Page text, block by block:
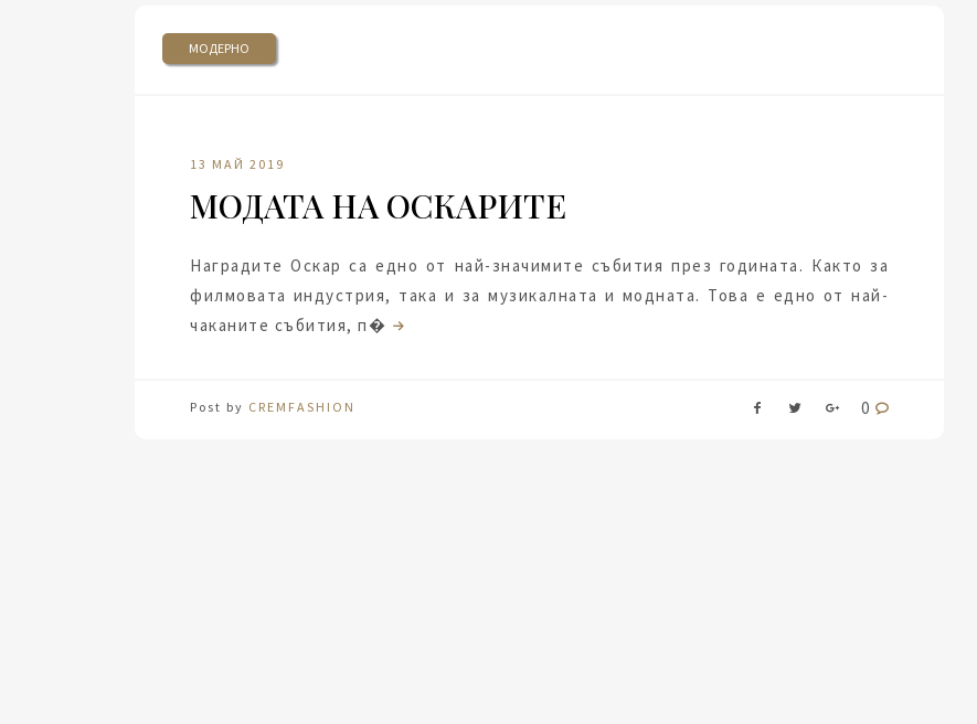
МОДЕРНО
13 МАЙ 2019
МОДАТА НА ОСКАРИТЕ
Наградите Оскар са едно от най-значимите събития през годината. Както за
филмовата индустрия, така и за музикалната и модната. Това е едно от най-
чаканите събития, п�
Post by CREMFASHION 0